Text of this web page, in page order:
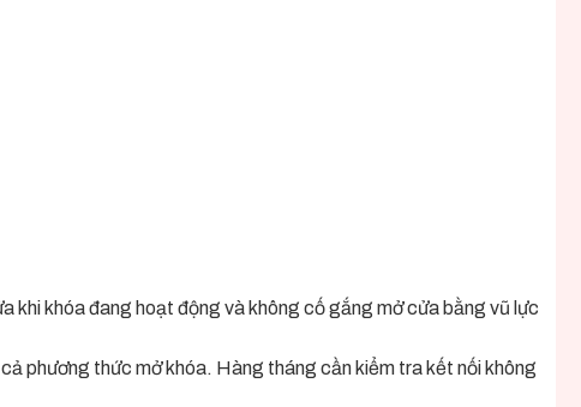
khi khóa đang hoạt động và không cố gắng mở cửa bằng vũ lực
phương thức mở khóa. Hàng tháng cần kiểm tra kết nối không